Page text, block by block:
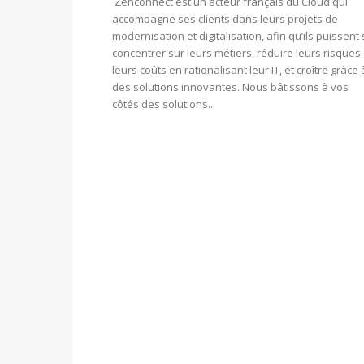
accompagne ses clients dans leurs projets de
modernisation et digitalisation, afin qu’ils puissent
concentrer sur leurs métiers, réduire leurs risques
leurs coûts en rationalisant leur IT, et croître grâce
des solutions innovantes. Nous bâtissons à vos
côtés des solutions...